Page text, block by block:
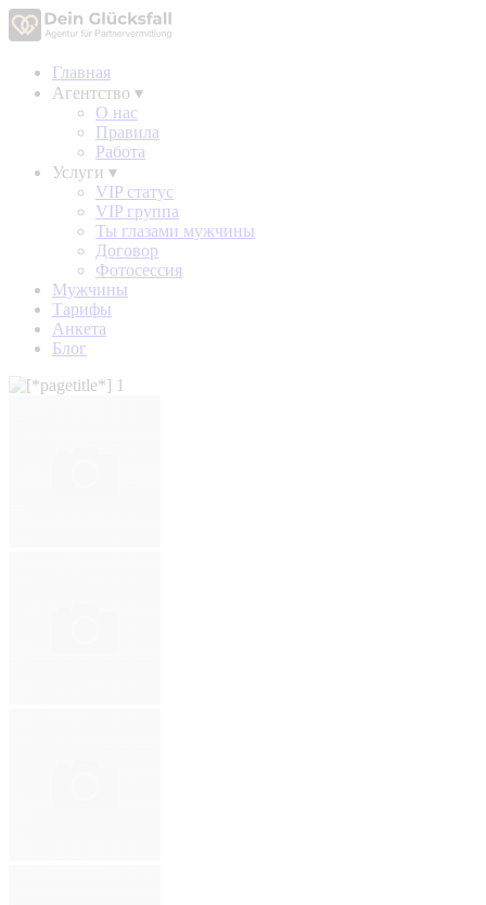
Главная
Агентство ▾
О нас
Правила
Работа
Услуги ▾
VIP статус
VIP группа
Ты глазами мужчины
Договор
Фотосессия
Мужчины
Тарифы
Анкета
Блог